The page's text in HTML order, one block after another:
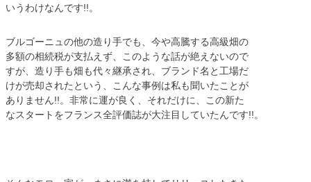
いうわけなんです!!。
ブルゴーニュの他の造り手でも、今や高騰する高級畑の
多額の相続税が支払えず、このような話が絶えないので
すが、造り手も畑も代々継承され、ブランド名と工場だ
けが売却されたという、こんな事例は私も聞いたことが
ありません!!。非常に運が良く、それだけに、この新た
なスタートをフランス全評価誌が大注目していたんです!!。